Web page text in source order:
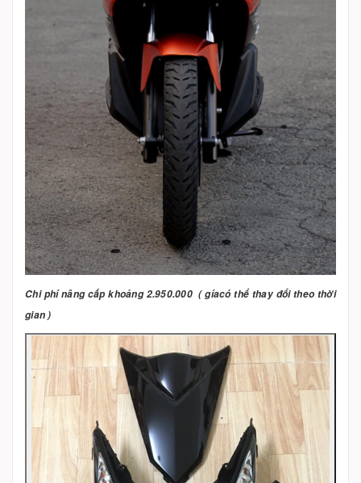
Chi phí nâng cấp khoảng 2.950.000 ( gíacó thể thay đổi theo thời
gian )